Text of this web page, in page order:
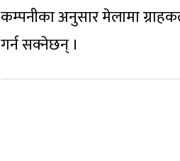
कम्पनीका अनुसार मेलामा
गर्न सक्नेछन् ।